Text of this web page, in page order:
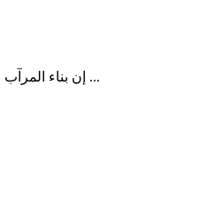
إن بناء المرآب مهم للغاية ، لأنه يجب أن يكون بمثابة ملجأ موثوق للسيارات. عادي ...